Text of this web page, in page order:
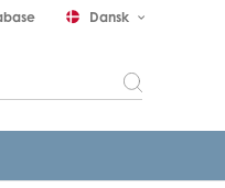
Dansk keyboard_arrow_down